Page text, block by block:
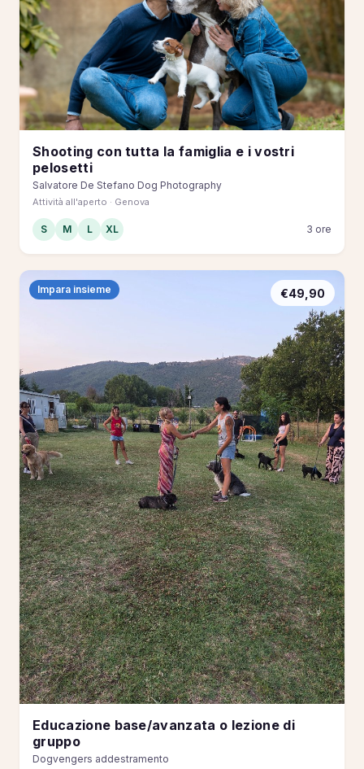
Shooting con tutta la famiglia e i vostri
pelosetti
Salvatore De Stefano Dog Photography
Attività all'aperto · Genova
S M L XL 3 ore
Impara insieme €49,90
Educazione base/avanzata o lezione di
gruppo
Dogvengers addestramento